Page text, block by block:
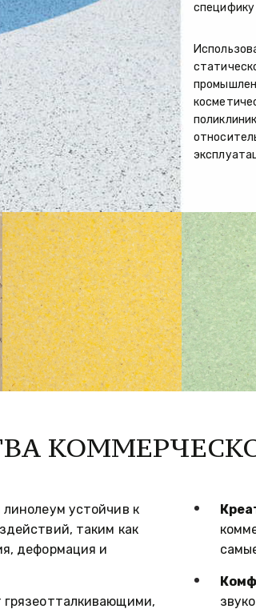
специфику
линолеум устойчив к
таким как
деформация и
грязеотталкивающими,